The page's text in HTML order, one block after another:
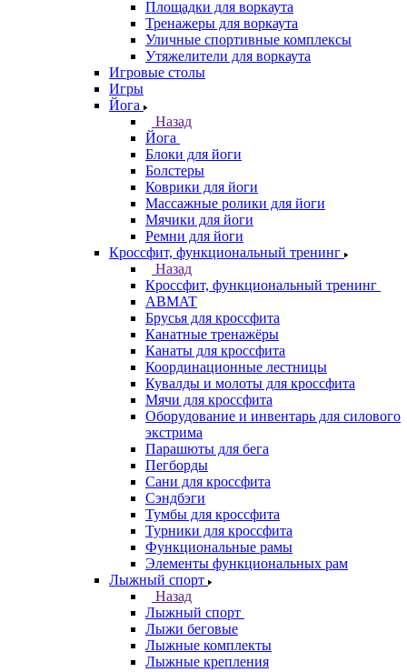
Площадки для воркаута
Тренажеры для воркаута
Уличные спортивные комплексы
Утяжелители для воркаута
Игровые столы
Игры
Йога
Назад
Йога
Блоки для йоги
Болстеры
Коврики для йоги
Массажные ролики для йоги
Мячики для йоги
Ремни для йоги
Кроссфит, функциональный тренинг
Назад
Кроссфит, функциональный тренинг
ABMAT
Брусья для кроссфита
Канатные тренажёры
Канаты для кроссфита
Координационные лестницы
Кувалды и молоты для кроссфита
Мячи для кроссфита
Оборудование и инвентарь для силового
экстрима
Парашюты для бега
Пегборды
Сани для кроссфита
Сэндбэги
Тумбы для кроссфита
Турники для кроссфита
Функциональные рамы
Элементы функциональных рам
Лыжный спорт
Назад
Лыжный спорт
Лыжи беговые
Лыжные комплекты
Лыжные крепления